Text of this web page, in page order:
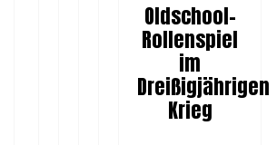
Oldschool-
Rollenspiel
im
Dreißigjährigen
Krieg